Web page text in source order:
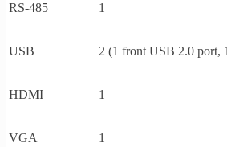
RS-485 1
USB 2 (1 front USB 2.0 port,
HDMI 1
VGA 1